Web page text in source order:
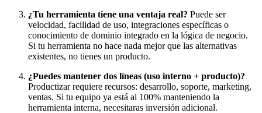
¿Tu herramienta tiene una ventaja real? Puede ser
velocidad, facilidad de uso, integraciones específicas o
conocimiento de dominio integrado en la lógica de negocio.
Si tu herramienta no hace nada mejor que las alternativas
existentes, no tienes un producto.
¿Puedes mantener dos líneas (uso interno + producto)?
Productizar requiere recursos: desarrollo, soporte, marketing,
ventas. Si tu equipo ya está al 100% manteniendo la
herramienta interna, necesitaras inversión adicional.